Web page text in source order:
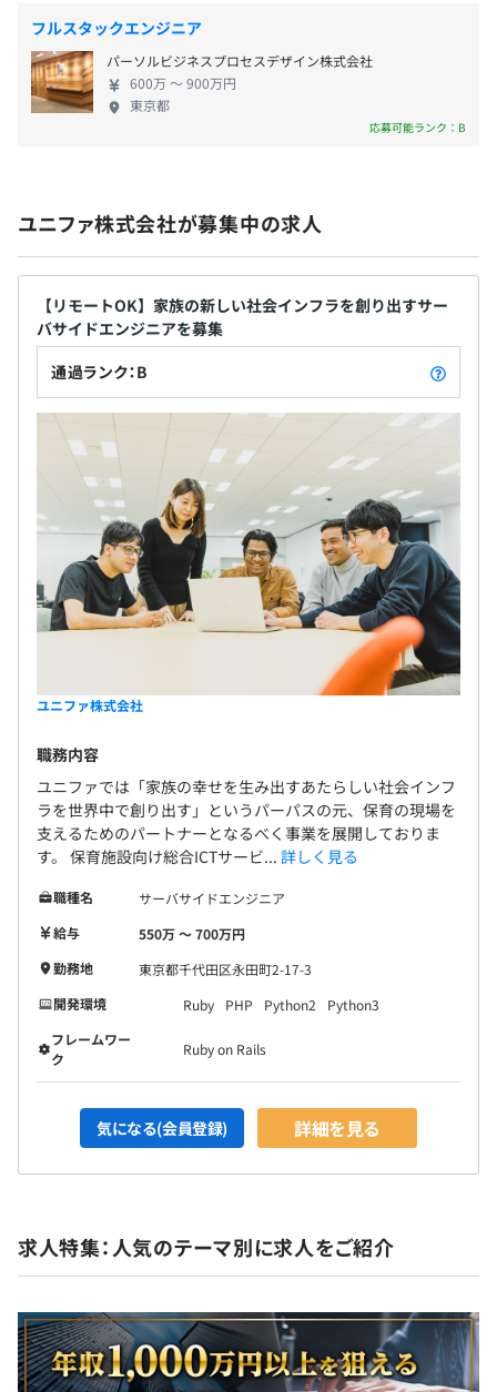
・各種社会保険制度あり
■その他
・副業許可（条件あり）
・ベビーシッター割引券
・PC貸与
・ウォーターサーバー
・オフィスグリコ
・賞与：年2回
・査定：年 2回
関東ITソフトウェア健康保険、厚生年金保険、雇用保険、
労災保険
試用期間あり：3カ月
Vue.jsなどフロントエンドフレームワークの実装経験
・ChatGPTなどAI関連APIを利用した実装経験 ・モバ
イルアプリ向けAPIの実装経験 ・Ruby/Railsのバージ
ョンアップ、関連gemのバージョンアップ経験 ・フ
・エンジニアチームのマネジメント経験 ◆求める人
物像 ・保育業界の現状や家族コミュニケーションを
本気で変えたいと思っている方 ・自ら現状のシステ
ム・体制の課題を見つけ、改善に向けて積極的に行
動できる方 ・エンジニアとして常に技術の向上に取
り組んでいる方 ・チームのメンバーへのリスペクト
を忘れず、協力してプロダクトを開発していける方
◆給与 スキル、経験、能力に応じて決定いたしま
す。 ◆勤務地 ■東京オフィス 東京都千代田区永田町
2丁目17-3 住友不動産永田町ビル 1階 アクセス 赤坂
見附駅 徒歩4分 永田町駅 徒歩4分
フルスタックエンジニア
パーソルビジネスプロセスデザイン株式会社
600万 〜 900万円
東京都
応募可能ランク：B
ユニファ株式会社が募集中の求人
【リモートOK】家族の新しい社会インフラを創り出すサー
バサイドエンジニアを募集
通過ランク：B
ユニファ株式会社
職務内容
ユニファでは「家族の幸せを生み出すあたらしい社会インフ
ラを世界中で創り出す」というパーパスの元、保育の現場を
支えるためのパートナーとなるべく事業を展開しておりま
す。 保育施設向け総合ICTサービ... 詳しく見る
職種名
サーバサイドエンジニア
給与
550万 〜 700万円
勤務地
東京都千代田区永田町2-17-3
開発環境
Ruby PHP Python2
Python3
フレームワー
ク
Ruby on Rails
気になる(会員登録) 詳細を見る
求人特集：人気のテーマ別に求人をご紹介